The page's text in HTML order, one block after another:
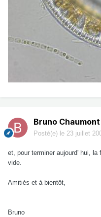
Bruno
Posté(e) le 23 juillet
et, pour terminer aujourd' hui,
vide.
Amitiés et à bientôt,
Bruno